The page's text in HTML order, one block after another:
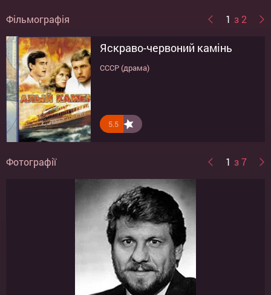
Фільмографія 1 з 2
Яскраво-червоний камінь
СССР (драма)
5.5
Нічні відвідувачі
Россия (драма)
9
Фотографії 1 з 7